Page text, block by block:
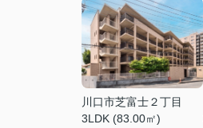
川口市芝富士２丁目
3LDK (83.00㎡)